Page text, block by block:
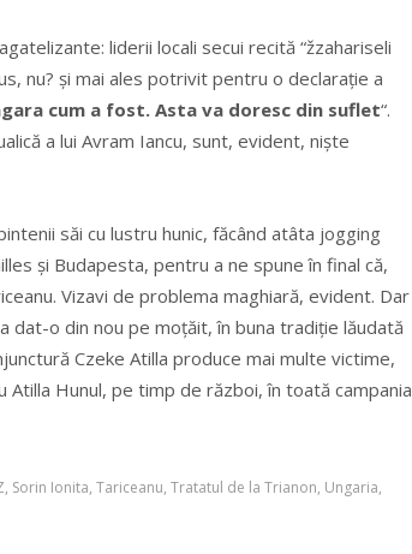
liderii locali secui recită “žzahariseli
nu? și mai ales potrivit pentru o declarație a
cum a fost. Asta va doresc din suflet“.
a lui Avram Iancu, sunt, evident, niște
săi cu lustru hunic, făcând atâta jogging
și Budapesta, pentru a ne spune în final că,
Vizavi de problema maghiară, evident. Dar
dat-o din nou pe moțăit, în buna tradiție lăudată
Czeke Atilla produce mai multe victime,
Hunul, pe timp de război, în toată campania
, Sorin Ionita, Tariceanu, Tratatul de la Trianon, Ungaria,